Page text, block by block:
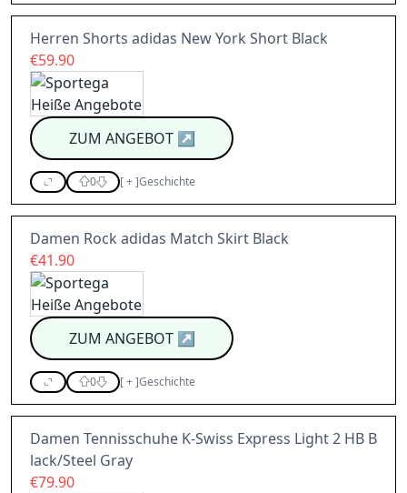
Herren Shorts adidas New York Short Black
€59.90
ZUM ANGEBOT↗
0 [+]Geschichte
Damen Rock adidas Match Skirt Black
€41.90
ZUM ANGEBOT↗
0 [+]Geschichte
Damen Tennisschuhe K-Swiss Express Light 2 HB B
lack/Steel Gray
€79.90